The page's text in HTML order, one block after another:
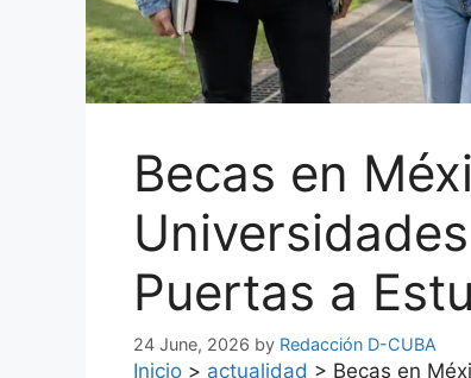
Becas en
Puertas a
24 June, 2026 by Redacción D-CUBA
Inicio > actualidad > Becas en